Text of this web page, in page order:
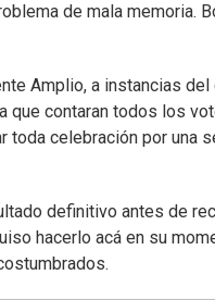
de mala memoria.
Amplio, a instancias del
que contaran todos los
celebración por una
definitivo antes de
hacerlo acá en su